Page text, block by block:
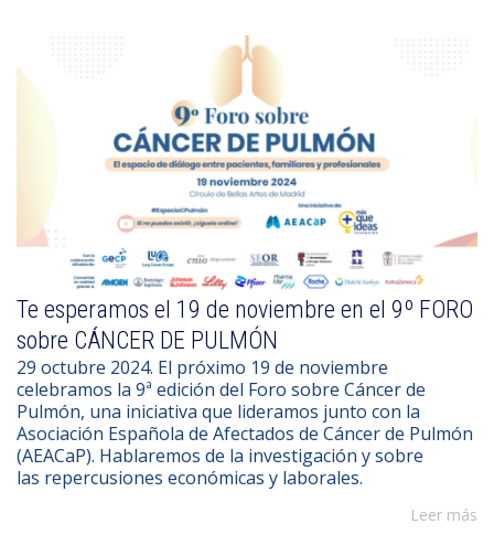
Te esperamos el 19 de noviembre en el 9º FORO
sobre CÁNCER DE PULMÓN
29 octubre 2024. El próximo 19 de noviembre
celebramos la 9ª edición del Foro sobre Cáncer de
Pulmón, una iniciativa que lideramos junto con la
Asociación Española de Afectados de Cáncer de Pulmón
(AEACaP). Hablaremos de la investigación y sobre
las repercusiones económicas y laborales.
Leer más